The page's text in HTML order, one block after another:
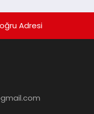
Adresi